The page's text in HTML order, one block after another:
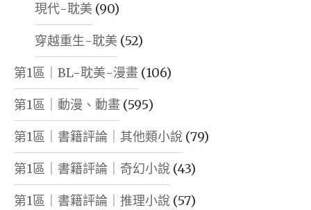
現代-耽美 (90)
穿越重生-耽美 (52)
第1區｜BL-耽美-漫畫 (106)
第1區｜動漫、動畫 (595)
第1區｜書籍評論｜其他類小說 (79)
第1區｜書籍評論｜奇幻小說 (43)
第1區｜書籍評論｜推理小說 (57)